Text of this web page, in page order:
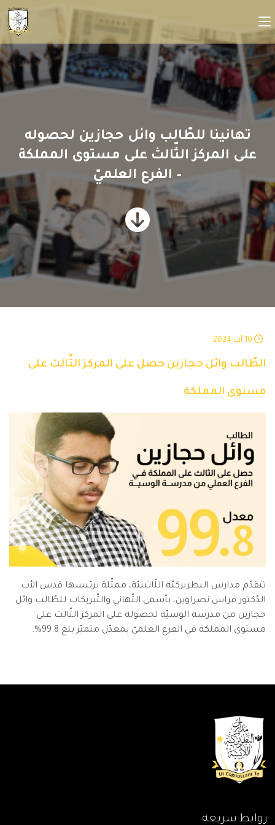
تهانينا للطّالب وائل حجازين لحصوله
على المركز الثّالث على مستوى المملكة
– الفرع العلميّ
الطّالب وائل حجازين حصل على المركز الثّالث على
مستوى المملكة
تتقدّم مدارس البطريركيّة اللّاتينيّة، ممثّلة برئيسها قدس الأب
الدّكتور فراس نصراوين، بأسمى التّهاني والتّبريكات للطّالب وائل
حجازين من مدرسة الوسيّة لحصوله على المركز الثّالث على
مستوى المملكة في الفرع العلميّ بمعدّل متميّز بلغ 99.8%.
روابط سريعه